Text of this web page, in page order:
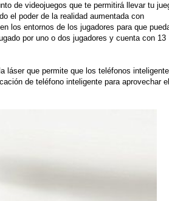
de videojuegos que te permitirá llevar tu
el poder de la realidad aumentada con
los entornos de los jugadores para que
por uno o dos jugadores y cuenta con 13
láser que permite que los teléfonos
de teléfono inteligente para aprovechar el